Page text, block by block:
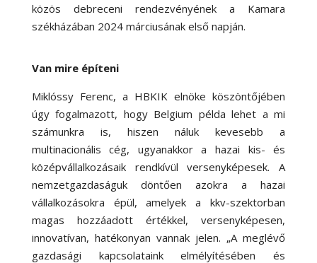
közös debreceni rendezvényének a Kamara
székházában 2024 márciusának első napján.
Van mire építeni
Miklóssy Ferenc, a HBKIK elnöke köszöntőjében
úgy fogalmazott, hogy Belgium példa lehet a mi
számunkra is, hiszen náluk kevesebb a
multinacionális cég, ugyanakkor a hazai kis- és
középvállalkozásaik rendkívül versenyképesek. A
nemzetgazdaságuk döntően azokra a hazai
vállalkozásokra épül, amelyek a kkv-szektorban
magas hozzáadott értékkel, versenyképesen,
innovatívan, hatékonyan vannak jelen. „A meglévő
gazdasági kapcsolataink elmélyítésében és